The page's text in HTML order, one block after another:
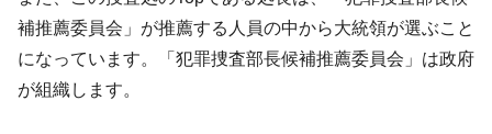
える賞金とは？
Fact1 平成仮面ライダーの意外すぎるモチーフとは？
Fact1
発表から2日で大崩壊、鳴かず飛ばずに終わりそう
補推薦委員会」が推薦する人員の中から大統領が選ぶこと
になっています。「犯罪捜査部長候補推薦委員会」は政府
が組織します。